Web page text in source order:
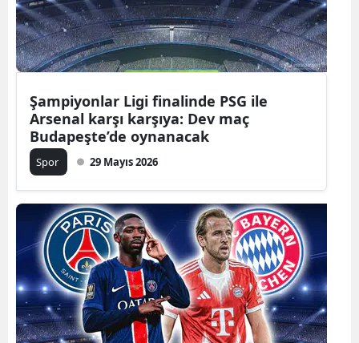
Şampiyonlar Ligi finalinde PSG ile
Arsenal karşı karşıya: Dev maç
Budapeşte’de oynanacak
Spor 29 Mayıs 2026